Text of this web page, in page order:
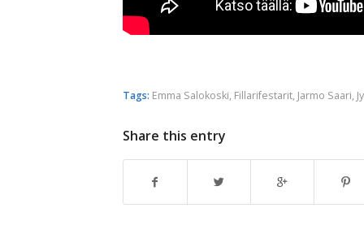
Tags: Emma Salokoski, Fillarifestarit, Jarmo Saari,
Share this entry